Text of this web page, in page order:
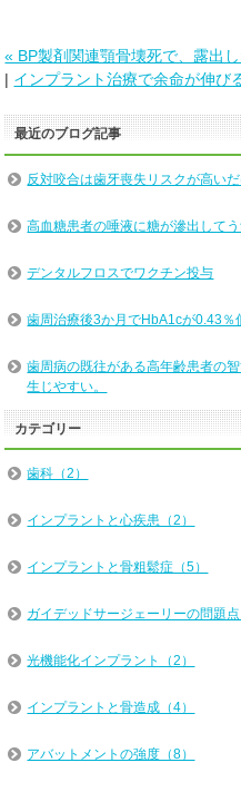
« BP製剤関連顎骨壊死で、露出
| インプラント治療で余命が伸び
最近のブログ記事
反対咬合は歯牙喪失リスクが高い
高血糖患者の唾液に糖が滲出してう
デンタルフロスでワクチン投与
歯周治療後3か月でHbA1cが0.43％
歯周病の既往がある高年齢患者の
生じやすい。
カテゴリー
歯科（2）
インプラントと心疾患（2）
インプラントと骨粗鬆症（5）
ガイデッドサージェーリーの問題点
光機能化インプラント（2）
インプラントと骨造成（4）
アバットメントの強度（8）